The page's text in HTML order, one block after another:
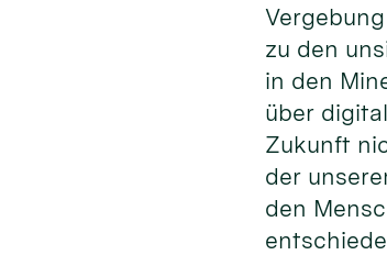
zu den
in den
über
Zukunft
der
den